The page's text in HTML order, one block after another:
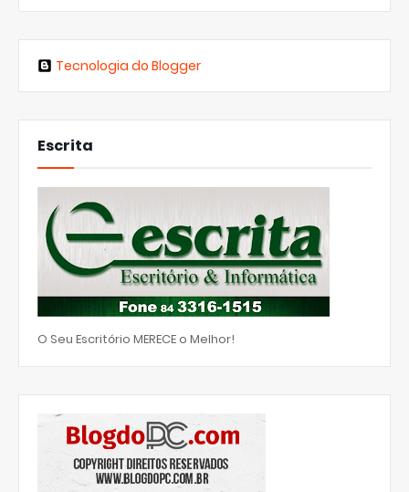
Tecnologia do Blogger
Escrita
O Seu Escritório MERECE o Melhor!